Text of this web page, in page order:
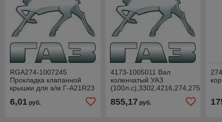
RGА274-1007245
Прокладка клапанной
крышки для а/м Г-A21R23
(силикон) Riginal
6,01 руб.
4173-1005011 Вал
коленчатый УАЗ
(100л.с),3302,4216,274,275
855,17 руб.